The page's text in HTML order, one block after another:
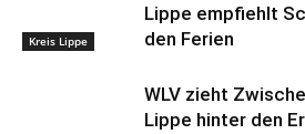
Kreis Lippe
Lippe empfiehlt
den Ferien
WLV zieht
Lippe hinter den